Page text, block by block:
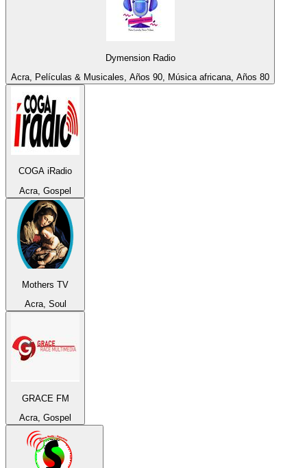
Dymension Radio
Acra, Películas & Musicales, Años 90, Música africana, Años 80
COGA iRadio
Acra, Gospel
Mothers TV
Acra, Soul
GRACE FM
Acra, Gospel